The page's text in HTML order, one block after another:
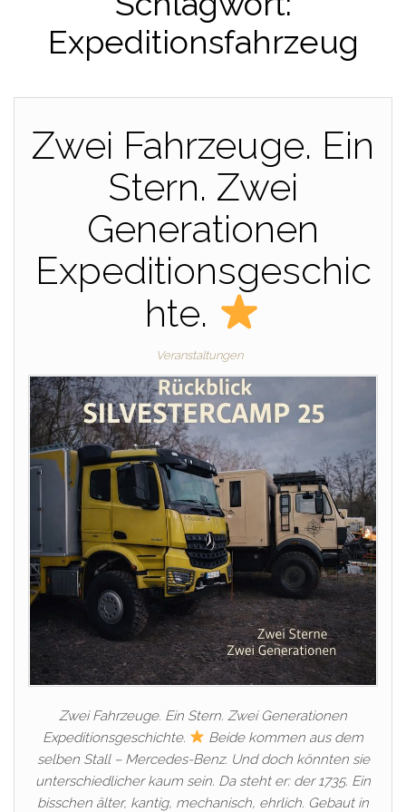
Expeditionsfahrzeug
Zwei Fahrzeuge. Ein
Stern. Zwei
Generationen
Expeditionsgeschic
hte.
Veranstaltungen
Zwei Fahrzeuge. Ein Stern. Zwei Generationen
Expeditionsgeschichte.
Beide kommen aus dem
selben Stall – Mercedes-Benz. Und doch könnten sie
unterschiedlicher kaum sein. Da steht er: der 1735. Ein
bisschen älter, kantig, mechanisch, ehrlich. Gebaut in